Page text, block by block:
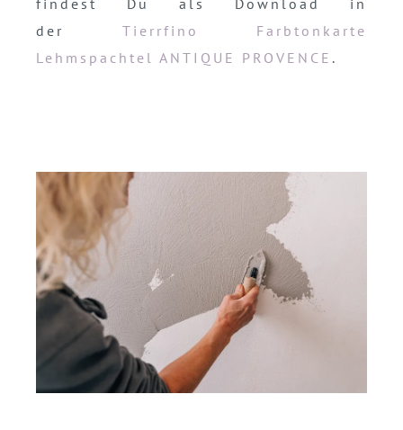
findest Du als Download in
der Tierrfino Farbtonkarte
Lehmspachtel ANTIQUE PROVENCE .